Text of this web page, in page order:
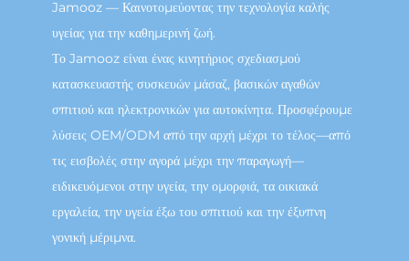
Jamooz — Καινοτομεύοντας την τεχνολογία καλής
υγείας για την καθημερινή ζωή.
Το Jamooz είναι ένας κινητήριος σχεδιασμού
κατασκευαστής συσκευών μάσαζ, βασικών αγαθών
σπιτιού και ηλεκτρονικών για αυτοκίνητα. Προσφέρουμε
λύσεις OEM/ODM από την αρχή μέχρι το τέλος—από
τις εισβολές στην αγορά μέχρι την παραγωγή—
ειδικευόμενοι στην υγεία, την ομορφιά, τα οικιακά
εργαλεία, την υγεία έξω του σπιτιού και την έξυπνη
γονική μέριμνα.